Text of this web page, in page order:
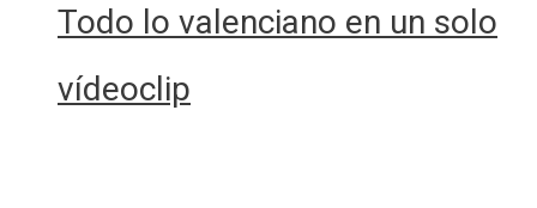
Todo lo valenciano en un solo
vídeoclip